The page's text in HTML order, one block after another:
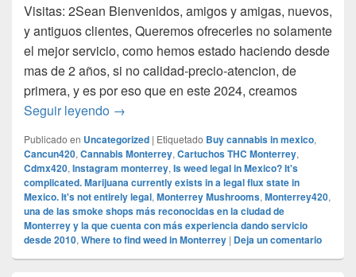
Visitas: 2Sean Bienvenidos, amigos y amigas, nuevos,
y antiguos clientes, Queremos ofrecerles no solamente
el mejor servicio, como hemos estado haciendo desde
mas de 2 años, si no calidad-precio-atencion, de
primera, y es por eso que en este 2024, creamos
Seguir leyendo Bienvenidos y Bienvenidas a
→
Publicado en Uncategorized | Etiquetado Buy cannabis in mexico,
Cancun420, Cannabis Monterrey, Cartuchos THC Monterrey,
Cdmx420, Instagram monterrey, Is weed legal in Mexico? It's
complicated. Marijuana currently exists in a legal flux state in
Mexico. It's not entirely legal, Monterrey Mushrooms, Monterrey420,
una de las smoke shops más reconocidas en la ciudad de
Monterrey y la que cuenta con más experiencia dando servicio
desde 2010, Where to find weed in Monterrey | Deja un comentario